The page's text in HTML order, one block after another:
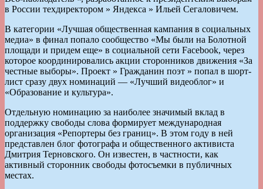
в России техдиректором » Яндекса » Ильей Сегаловичем.
В категории «Лучшая общественная кампания в социальных
медиа» в финал попало сообщество «Мы были на Болотной
площади и придем еще» в социальной сети Facebook, через
которое координировались акции сторонников движения «За
честные выборы». Проект » Гражданин поэт » попал в шорт-
лист сразу двух номинаций — «Лучший видеоблог» и
«Образование и культура».
Отдельную номинацию за наиболее значимый вклад в
поддержку свободы слова формирует международная
организация «Репортеры без границ». В этом году в ней
представлен блог фотографа и общественного активиста
Дмитрия Терновского. Он известен, в частности, как
активный сторонник свободы фотосъемки в публичных
местах.